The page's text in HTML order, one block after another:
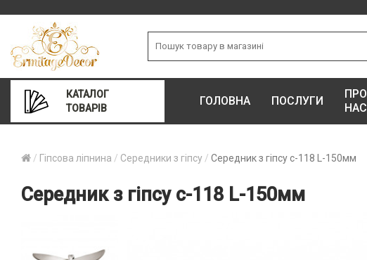
КАТАЛОГ
ТОВАРІВ
ГОЛОВНА ПОСЛУГИ
ПРО
НАС
Гіпсова ліпнина Середники з гіпсу Середник з гіпсу с-118 L-150мм
Середник з гіпсу с-118 L-150мм